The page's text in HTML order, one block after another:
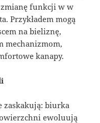
zmianę funkcji w w
Przykładem mogą
na bieliznę,
mechanizmom,
kanapy.
biurka
ewoluują